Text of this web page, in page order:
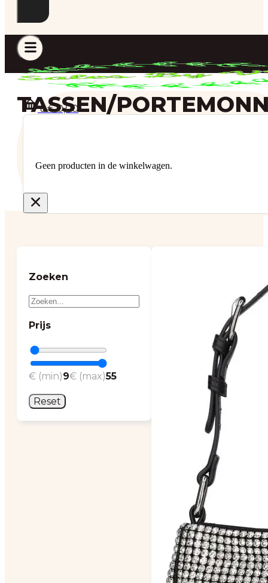
0 €0,00
Geen producten in de winkelwagen.
TASSEN/
Zoeken
Prijs
€ (min)9€ (max)55
Reset